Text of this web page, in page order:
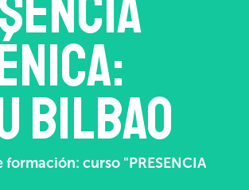
Bilbao
formación: curso "PRESENCIA